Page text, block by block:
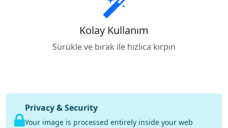
Kolay Kullanım
Sürükle ve bırak ile hızlıca kırpın
Privacy & Security
Your image is processed entirely inside your web